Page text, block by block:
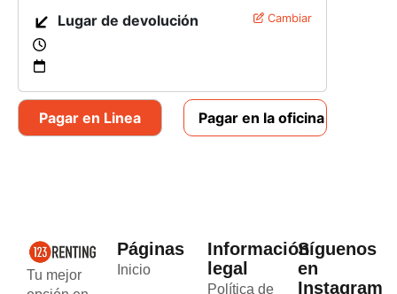
Lugar de devolución Cambiar
Pagar en Linea Pagar en la oficina
Tu mejor
Páginas
Inicio
Información
legal
Política de
Síguenos
en
Instagram